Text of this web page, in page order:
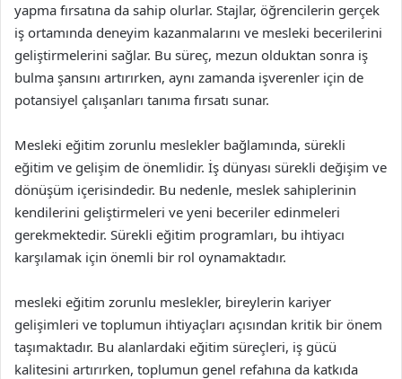
yapma fırsatına da sahip olurlar. Stajlar, öğrencilerin gerçek
iş ortamında deneyim kazanmalarını ve mesleki becerilerini
geliştirmelerini sağlar. Bu süreç, mezun olduktan sonra iş
bulma şansını artırırken, aynı zamanda işverenler için de
potansiyel çalışanları tanıma fırsatı sunar.
Mesleki eğitim zorunlu meslekler bağlamında, sürekli
eğitim ve gelişim de önemlidir. İş dünyası sürekli değişim ve
dönüşüm içerisindedir. Bu nedenle, meslek sahiplerinin
kendilerini geliştirmeleri ve yeni beceriler edinmeleri
gerekmektedir. Sürekli eğitim programları, bu ihtiyacı
karşılamak için önemli bir rol oynamaktadır.
mesleki eğitim zorunlu meslekler, bireylerin kariyer
gelişimleri ve toplumun ihtiyaçları açısından kritik bir önem
taşımaktadır. Bu alanlardaki eğitim süreçleri, iş gücü
kalitesini artırırken, toplumun genel refahına da katkıda